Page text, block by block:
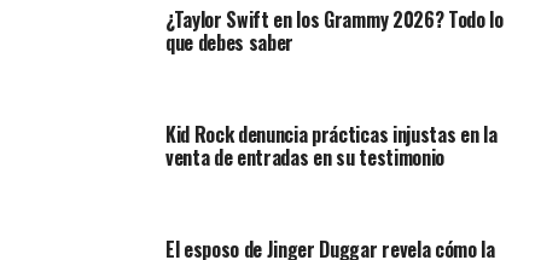
¿Taylor Swift en los Grammy 2026? Todo lo
que debes saber
Kid Rock denuncia prácticas injustas en la
venta de entradas en su testimonio
El esposo de Jinger Duggar revela cómo la